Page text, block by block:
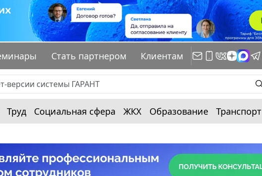
Стать партнером Клиентам
Труд Социальная сфера ЖКХ Образование Транспорт